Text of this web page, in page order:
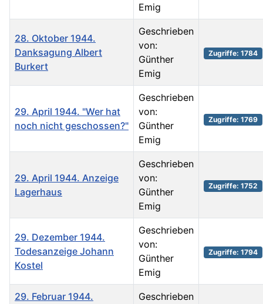
Emig
28. Oktober 1944.
Danksagung Albert
Burkert
Geschrieben
von:
Günther
Emig
Zugriffe: 1784
29. April 1944. "Wer hat
noch nicht geschossen?"
Geschrieben
von:
Günther
Emig
Zugriffe: 1769
29. April 1944. Anzeige
Lagerhaus
Geschrieben
von:
Günther
Emig
Zugriffe: 1752
29. Dezember 1944.
Todesanzeige Johann
Kostel
Geschrieben
von:
Günther
Emig
Zugriffe: 1794
29. Februar 1944.
Geschrieben